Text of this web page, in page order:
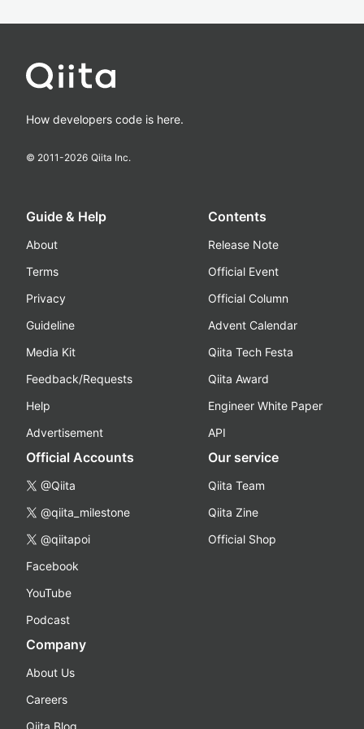
How developers code is here.
© 2011-2026 Qiita Inc.
Guide & Help
About
Terms
Privacy
Guideline
Media Kit
Feedback/Requests
Help
Advertisement
Contents
Release Note
Official Event
Official Column
Advent Calendar
Qiita Tech Festa
Qiita Award
Engineer White Paper
API
Official Accounts
@Qiita
@qiita_milestone
@qiitapoi
Facebook
YouTube
Podcast
Our service
Qiita Team
Qiita Zine
Official Shop
Company
About Us
Careers
Qiita Blog